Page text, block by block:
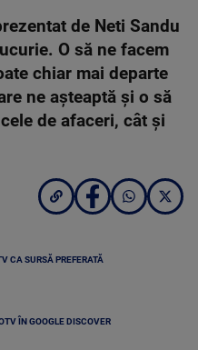
de Neti Sandu
O să ne facem
chiar mai departe
ne așteaptă și o să
de afaceri, cât și
CA SURSĂ PREFERATĂ
ÎN GOOGLE DISCOVER